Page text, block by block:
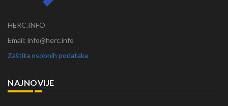
HERC.INFO
Email: info@herc.info
Zaštita osobnih podataka
NAJNOVIJE